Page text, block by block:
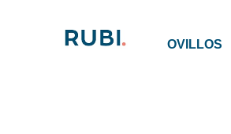
OVILLOS